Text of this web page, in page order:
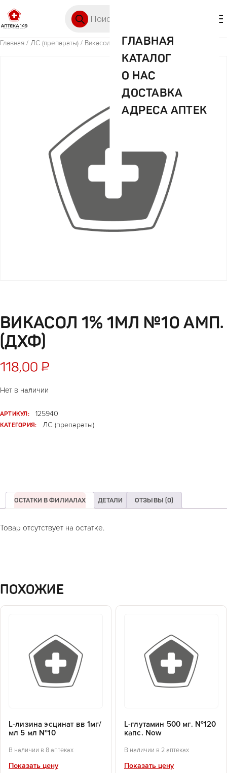
ГЛАВНАЯ
КАТАЛОГ
О НАС
ДОСТАВКА
АДРЕСА АПТЕК
Главная / ЛС (препараты) / Викасол 1% 1мл №10 амп. (ДХФ)
ВИКАСОЛ 1% 1МЛ №10 АМП.
(ДХФ)
118,00 ₽
Нет в наличии
АРТИКУЛ:
125940
КАТЕГОРИЯ:
ЛС (препараты)
ОСТАТКИ В ФИЛИАЛАХ ДЕТАЛИ ОТЗЫВЫ (0)
Товар отсутствует на остатке.
ПОХОЖИЕ
L-лизина эсцинат вв 1мг/
мл 5 мл №10
В наличии в 8 аптеках
Показать цену
L-глутамин 500 мг. №120
капс. Now
В наличии в 2 аптеках
Показать цену